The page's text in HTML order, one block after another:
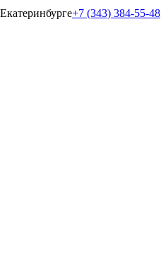
+7 (343) 384-55-48